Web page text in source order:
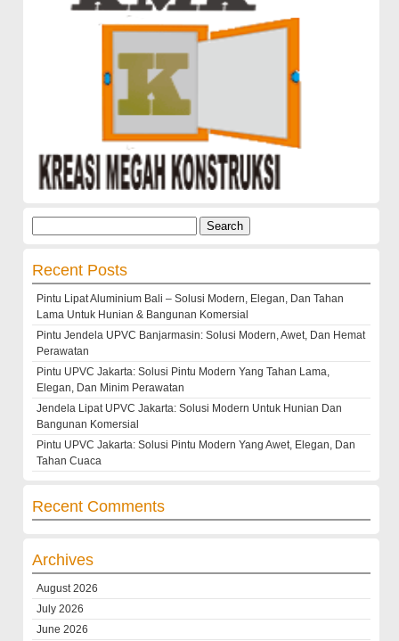
Recent Posts
Pintu Lipat Aluminium Bali – Solusi Modern, Elegan, Dan Tahan
Lama Untuk Hunian & Bangunan Komersial
Pintu Jendela UPVC Banjarmasin: Solusi Modern, Awet, Dan Hemat
Perawatan
Pintu UPVC Jakarta: Solusi Pintu Modern Yang Tahan Lama,
Elegan, Dan Minim Perawatan
Jendela Lipat UPVC Jakarta: Solusi Modern Untuk Hunian Dan
Bangunan Komersial
Pintu UPVC Jakarta: Solusi Pintu Modern Yang Awet, Elegan, Dan
Tahan Cuaca
Recent Comments
Archives
August 2026
July 2026
June 2026